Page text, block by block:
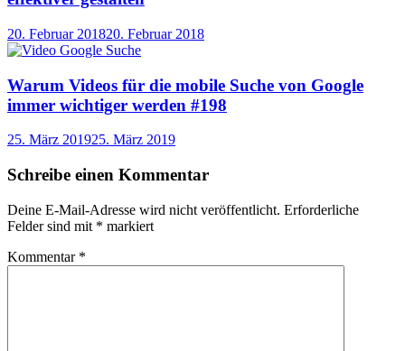
20. Februar 201820. Februar 2018
Warum Videos für die mobile Suche von Google
immer wichtiger werden #198
25. März 201925. März 2019
Schreibe einen Kommentar
Deine E-Mail-Adresse wird nicht veröffentlicht. Erforderliche
Felder sind mit * markiert
Kommentar *